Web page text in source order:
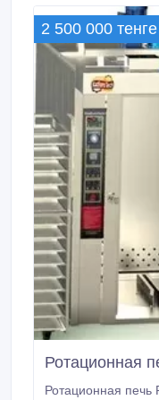
2 500 000 тенге
Ротационная
Ротационная печь